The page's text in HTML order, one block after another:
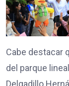
Cabe destacar
del parque